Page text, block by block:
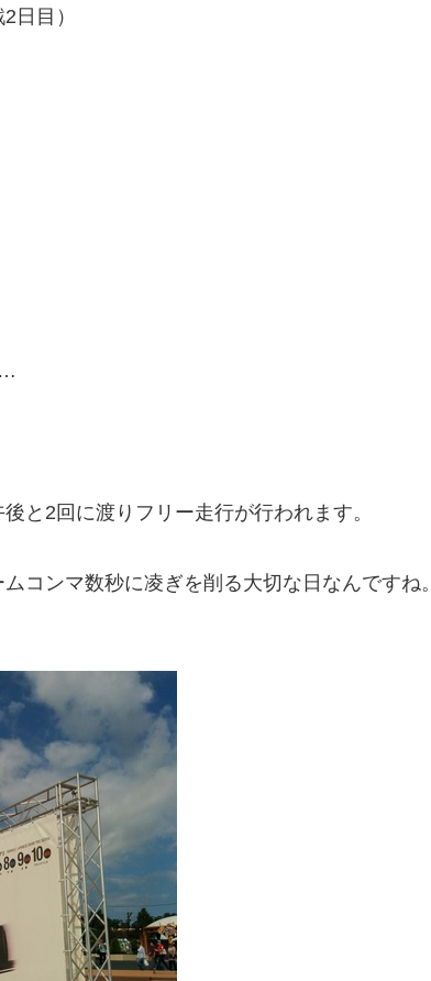
日目）
と2回に渡りフリー走行が行われます。
コンマ数秒に凌ぎを削る大切な日なんですね。